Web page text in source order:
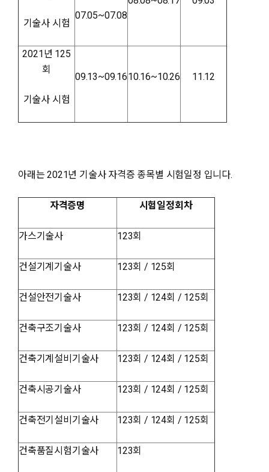
기술사 시험
07.05~07.08
2021년 125
회
기술사 시험
09.13~09.1610.16~10.26 11.12
아래는 2021년 기술사 자격증 종목별 시험일정 입니다.
자격증명 시험일정회차
가스기술사 123회
건설기계기술사 123회 / 125회
건설안전기술사 123회 / 124회 / 125회
건축구조기술사 123회 / 124회 / 125회
건축기계설비기술사 123회 / 124회 / 125회
건축시공기술사 123회 / 124회 / 125회
건축전기설비기술사 123회 / 124회 / 125회
건축품질시험기술사 123회